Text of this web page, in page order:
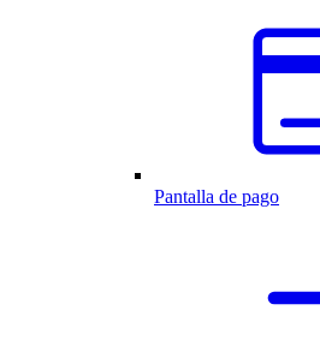
Pantalla de pago